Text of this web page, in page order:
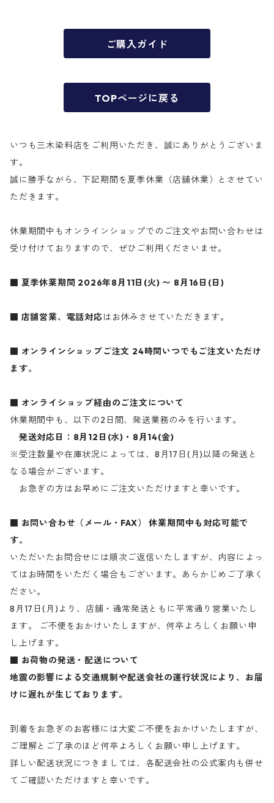
ご購入ガイド
TOPページに戻る
いつも三木染料店をご利用いただき、誠にありがとうございま
す。
誠に勝手ながら、下記期間を夏季休業（店舗休業）とさせてい
ただきます。
休業期間中もオンラインショップでのご注文やお問い合わせは
受け付けておりますので、ぜひご利用くださいませ。
■ 夏季休業期間 2026年8月11日(火) 〜 8月16日(日)
■ 店舗営業、電話対応はお休みさせていただきます。
■ オンラインショップご注文 24時間いつでもご注文いただけ
ます。
■ オンライショップ経由のご注文について
休業期間中も、以下の2日間、発送業務のみを行います。
発送対応日：8月12日(水)・8月14(金)
※受注数量や在庫状況によっては、8月17日(月)以降の発送と
なる場合がございます。
お急ぎの方はお早めにご注文いただけますと幸いです。
■ お問い合わせ（メール・FAX）
休業期間中も対応可能で
す。
いただいたお問合せには順次ご返信いたしますが、内容によっ
てはお時間をいただく場合もございます。あらかじめご了承く
ださい。
8月17日(月)より、店舗・通常発送ともに平常通り営業いたし
ます。 ご不便をおかけいたしますが、何卒よろしくお願い申
し上げます。
■ お荷物の発送・配送について
地震の影響による交通規制や配送会社の運行状況により、お届
けに遅れが生じております。
到着をお急ぎのお客様には大変ご不便をおかけいたしますが、
ご理解とご了承のほど何卒よろしくお願い申し上げます。
詳しい配送状況につきましては、各配送会社の公式案内も併せ
てご確認いただけますと幸いです。